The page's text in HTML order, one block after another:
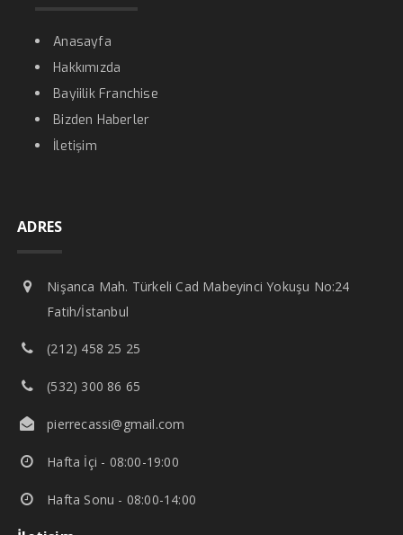
Anasayfa
Hakkımızda
Bayiilik Franchise
Bizden Haberler
İletişim
ADRES
Nişanca Mah. Türkeli Cad Mabeyinci Yokuşu No:24
Fatih/İstanbul
(212) 458 25 25
(532) 300 86 65
pierrecassi@gmail.com
Hafta İçi - 08:00-19:00
Hafta Sonu - 08:00-14:00